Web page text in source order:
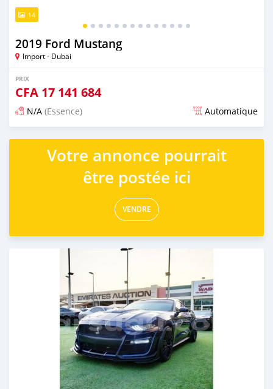
14
2019 Ford Mustang
Import - Dubai
PRIX
CFA 17 141 684
N/A (Essence) Automatique
Publié il y a presque 6 ans
Votre annonce pourrait
être postée ici
VENDRE